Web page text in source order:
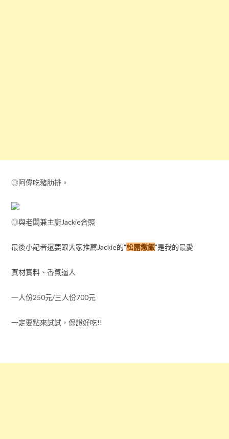
◎阿偉吃豬肋排。
◎與老闆兼主廚Jackie合照
最後小記者還要跟大家推薦Jackie的"松露燉飯"是我的最愛
真材實料、香氣逼人
一人份250元/三人份700元
一定要點來試試，保證好吃!!